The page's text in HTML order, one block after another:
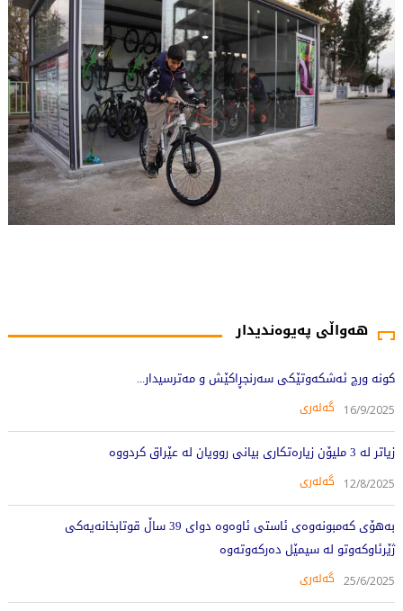
هەواڵی پەیوەندیدار
کونە ورچ ئەشکەوتێکی سەرنجڕاکێش و مەترسیدار...
16/9/2025 گەلەری
زیاتر لە 3 ملیۆن زیارەتکاری بیانی روویان لە عێراق کردووە
12/8/2025 گەلەری
بەهۆى کەمبونەوەى ئاستى ئاوەوە دواى 39 ساڵ قوتابخانەیەکى
ژێرئاوکەوتو لە سیمێل دەرکەوتەوە
25/6/2025 گەلەری